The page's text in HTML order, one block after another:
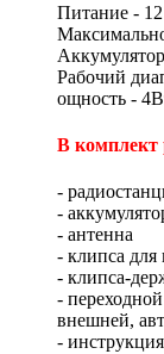
Питание - 12
Рабочий
ощность -
В комплект
-
-
- антенна
- клипса для
- клипса-
-
внешней,
- инструкция